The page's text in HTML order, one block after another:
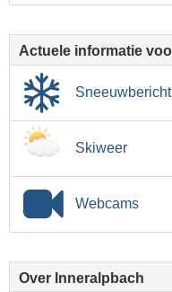
Actuele informatie
Skiweer
Webcams
Over Inneralpbach